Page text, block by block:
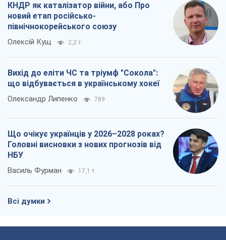
КНДР як каталізатор війни, або Про
новий етап російсько-
північнокорейського союзу
Олексій Кущ 2,2 т.
Вихід до еліти ЧС та тріумф "Сокола":
що відбувається в українському хокеї
Олександр Липенко 789
Що очікує українців у 2026–2028 роках?
Головні висновки з нових прогнозів від
НБУ
Василь Фурман 17,1 т.
Всі думки